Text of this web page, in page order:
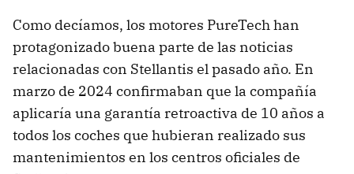
Como decíamos, los motores PureTech han
protagonizado buena parte de las noticias
relacionadas con Stellantis el pasado año. En
marzo de 2024 confirmaban que la compañía
aplicaría una garantía retroactiva de 10 años a
todos los coches que hubieran realizado sus
mantenimientos en los centros oficiales de